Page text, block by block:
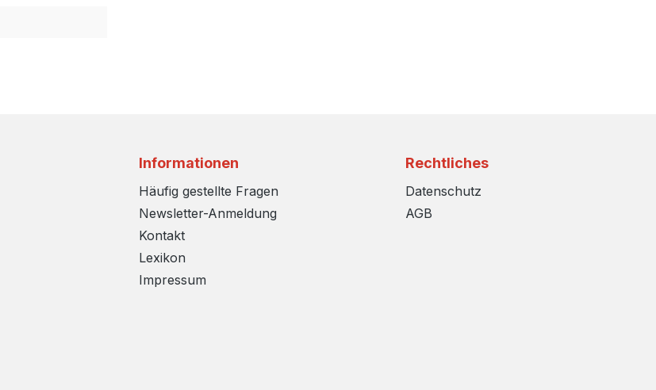
Informationen
Häufig gestellte Fragen
Newsletter-Anmeldung
Kontakt
Lexikon
Impressum
Rechtliches
Datenschutz
AGB